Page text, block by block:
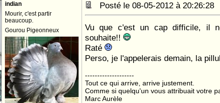
indian
Mourir, c'est partir
beaucoup.
Gourou Pigeonneux
Posté le 08-05-2012 à
Vu que c'est un cap difficile, il
souhaite!!
Raté
Perso, je l'appelerais demain, la
--------------------
Tout ce qui arrive, arrive justement.
Comme si quelqu'un vous attribuait votre
Marc Aurèle